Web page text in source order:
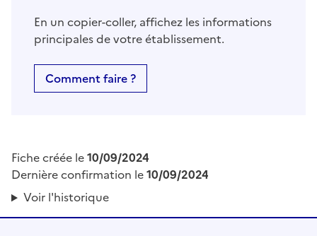
En un copier-coller, affichez les informations
principales de votre établissement.
Comment faire ?
Fiche créée le10/09/2024
Dernière confirmation le10/09/2024
Voir l'historique